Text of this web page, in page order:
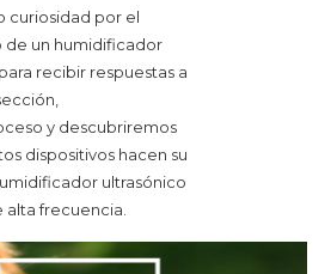
curiosidad por el
un humidificador
recibir respuestas a
y descubriremos
dispositivos hacen su
ultrasónico
alta frecuencia.